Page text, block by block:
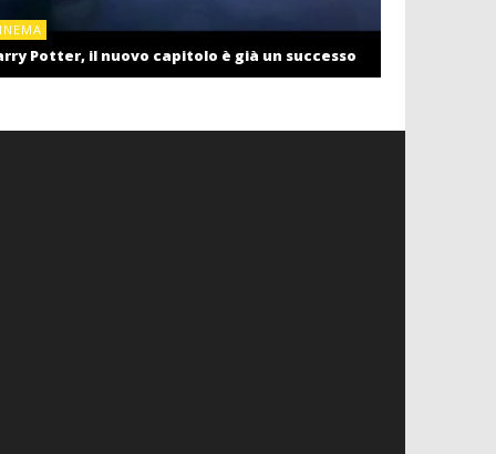
Potter, il nuovo capitolo è già un successo